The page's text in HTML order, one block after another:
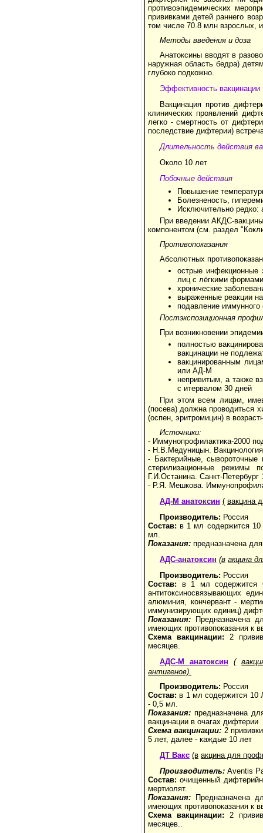
противоэпидемических
прививками детей раннего
том числе 70.8 млн взрослых,
Методы введения и доза
Анатоксины вводят в
наружная область бедра)
глубоко подкожно.
Эффективность вакцинации
Вакцинация против
клинических проявлений
легко - смертность от
последствие дифтерии)
Длительность действия
Около 10 лет
Побочные действия
Повышение
Болезненость,
Исключительно редко:
При введении АКДС-
компонентом (см. раздел
Противопоказания
Абсолютных
острые инфекционные
лиц с лёгкими
хронические
выраженные реакции
подавление иммунного
Постэкспозиционная
При возникновении
полностью
вакцинации не
вакцинированным
или АД-М
непривитым, а также
с итервалом 30 дней
При этом всем лицам,
(посева) должна проводиться
(оспен, эритромицин) в
Источники:
- Иммунопрофилактика-2000
- Н.В.Медуницын.
- Бактерийные, сывороточные
стерилизационные режимы
Г.И.Останина. Санкт-Петербург
- Р.Я. Мешкова.
АД-М анатоксин ( вакцина
Производитель: Россия
Состав:в 1 мл содержится 10
мл.
Показания: предназначена
АДС-анатоксин (в акцина
Производитель: Россия
Состав: в 1 мл содержится
антитоксиносвязывающих
алюминия, кончервант -
иммунизирующих единиц)
Показания:
Предназначена
имеющих противопоказания к
Схема вакцинации: 2
месяцев.
АДС-М анатоксин
(
антигенов).
Производитель: Россия
Состав: в 1 мл содержится 10
- 0,5 мл.
Показания: предназначена
вакцинации в очагах дифтерии
Схема вакцинации: 2
5 лет, далее - каждые 10 лет
ДТ Вакс (в акцина для
Производитель: Aventis
Состав: очищенный
мертиолят.
Показания:
Предназначена
имеющих противопоказания к
Схема вакцинации: 2
месяцев..